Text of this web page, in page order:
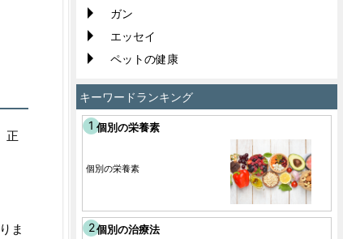
正
ま
ガン
エッセイ
ペットの健康
キーワードランキング
個別の栄養素
個別の栄養素
個別の治療法